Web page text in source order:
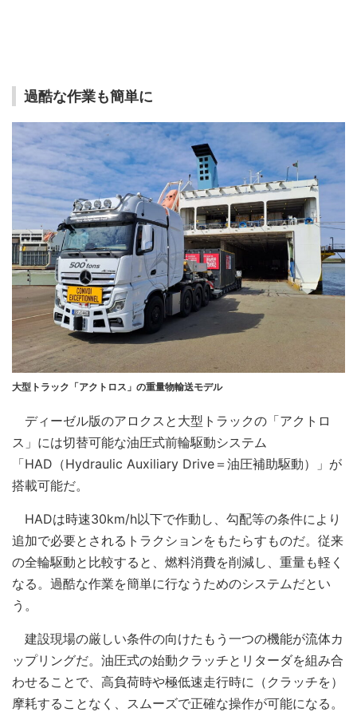
過酷な作業も簡単に
大型トラック「アクトロス」の重量物輸送モデル
ディーゼル版のアロクスと大型トラックの「アクトロ
ス」には切替可能な油圧式前輪駆動システム
「HAD（Hydraulic Auxiliary Drive＝油圧補助駆動）」が
搭載可能だ。
HADは時速30km/h以下で作動し、勾配等の条件により
追加で必要とされるトラクションをもたらすものだ。従来
の全輪駆動と比較すると、燃料消費を削減し、重量も軽く
なる。過酷な作業を簡単に行なうためのシステムだとい
う。
建設現場の厳しい条件の向けたもう一つの機能が流体カ
ップリングだ。油圧式の始動クラッチとリターダを組み合
わせることで、高負荷時や極低速走行時に（クラッチを）
摩耗することなく、スムーズで正確な操作が可能になる。